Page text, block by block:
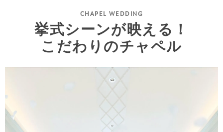
挙式シーンが映える！
こだわりのチャペル